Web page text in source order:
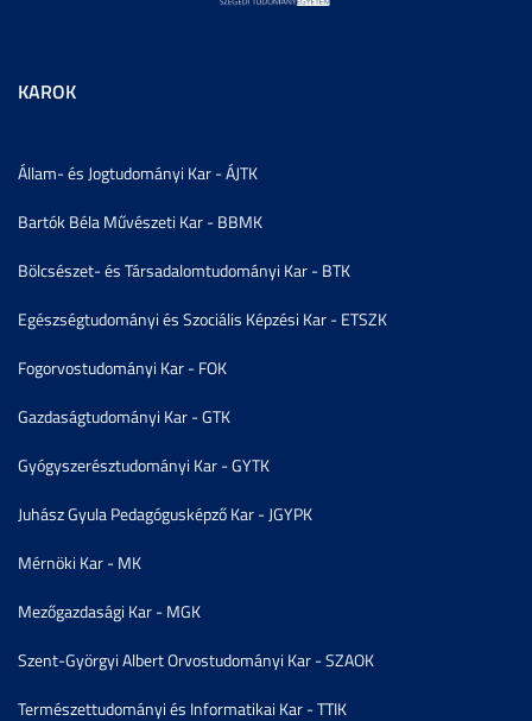
KAROK
Állam- és Jogtudományi Kar - ÁJTK
Bartók Béla Művészeti Kar - BBMK
Bölcsészet- és Társadalomtudományi Kar - BTK
Egészségtudományi és Szociális Képzési Kar - ETSZK
Fogorvostudományi Kar - FOK
Gazdaságtudományi Kar - GTK
Gyógyszerésztudományi Kar - GYTK
Juhász Gyula Pedagógusképző Kar - JGYPK
Mérnöki Kar - MK
Mezőgazdasági Kar - MGK
Szent-Györgyi Albert Orvostudományi Kar - SZAOK
Természettudományi és Informatikai Kar - TTIK